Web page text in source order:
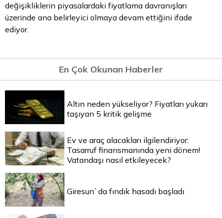
değişikliklerin piyasalardaki fiyatlama davranışları
üzerinde ana belirleyici olmaya devam ettiğini ifade
ediyor.
En Çok Okunan Haberler
Altın neden yükseliyor? Fiyatları yukarı
taşıyan 5 kritik gelişme
Ev ve araç alacakları ilgilendiriyor:
Tasarruf finansmanında yeni dönem!
Vatandaşı nasıl etkileyecek?
Giresun`da fındık hasadı başladı